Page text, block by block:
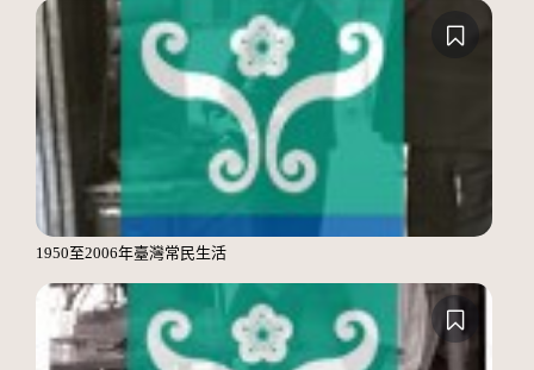
1950至2006年臺灣常民生活